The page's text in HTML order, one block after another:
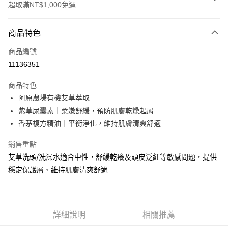
超取滿NT$1,000免運
信用卡一次付款
LINE Pay
街口支付
悠遊付
大哥付你分期
相關說明
AFTEE先享後付是「在收到商品之後才付款」的支付方式。 讓您購物簡單
商品特色
商品編號
11136351
商品特色
阿原農場有機艾草萃取
紫草尿囊素｜柔嫩舒緩，預防肌膚乾燥起屑
香茅複方精油｜平衡淨化，維持肌膚清爽舒適
銷售重點
艾草洗頭/洗澡水適合中性，舒緩乾癢及頭皮泛紅等敏感問題，提供
穩定保護層、維持肌膚清爽舒適
詳細說明 相關推薦